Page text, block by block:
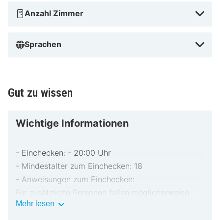
Luthereiche in der Nähe
Anzahl Zimmer
Sprachen
Gut zu wissen
Wichtige Informationen
- Einchecken: - 20:00 Uhr
- Mindestalter zum Einchecken: 18
- Anweisungen zum Einchecken:
Für zusätzliche Personen fallen möglicherweise
Gebühren an, die abhängig von den Bestimmungen
Mehr lesen Wichtige